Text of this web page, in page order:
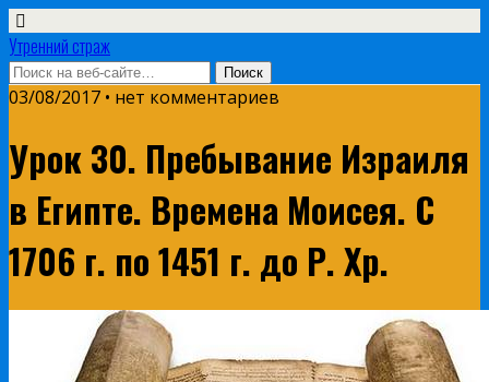
Утренний страж
03/08/2017 • нет комментариев
Урок 30. Пребывание Израиля
в Египте. Времена Моисея. С
1706 г. по 1451 г. до Р. Хр.